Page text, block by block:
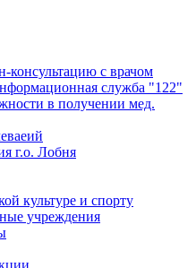
консультацию с врачом
служба "122"
в получении мед.
г.о. Лобня
культуре и спорту
учреждения